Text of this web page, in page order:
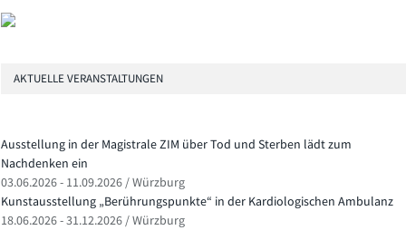
AKTUELLE VERANSTALTUNGEN
Ausstellung in der Magistrale ZIM über Tod und Sterben lädt zum
Nachdenken ein
03.06.2026 - 11.09.2026 / Würzburg
Kunstausstellung „Berührungspunkte“ in der Kardiologischen Ambulanz
18.06.2026 - 31.12.2026 / Würzburg